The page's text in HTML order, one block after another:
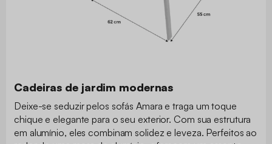
Cadeiras de jardim modernas
Deixe-se seduzir pelos sofás Amara e traga um toque
chique e elegante para o seu exterior. Com sua estrutura
em alumínio, eles combinam solidez e leveza. Perfeitos ao